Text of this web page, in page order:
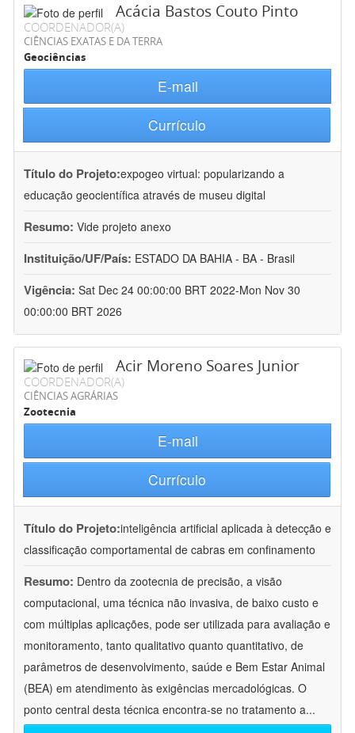
Acácia Bastos Couto Pinto
COORDENADOR(A)
CIÊNCIAS EXATAS E DA TERRA
Geociências
E-mail
Currículo
Título do Projeto:expogeo virtual: popularizando a
educação geocientífica através de museu digital
Resumo: Vide projeto anexo
Instituição/UF/País: ESTADO DA BAHIA - BA - Brasil
Vigência: Sat Dec 24 00:00:00 BRT 2022-Mon Nov 30
00:00:00 BRT 2026
Acir Moreno Soares Junior
COORDENADOR(A)
CIÊNCIAS AGRÁRIAS
Zootecnia
E-mail
Currículo
Título do Projeto:inteligência artificial aplicada à detecção e
classificação comportamental de cabras em confinamento
Resumo: Dentro da zootecnia de precisão, a visão
computacional, uma técnica não invasiva, de baixo custo e
com múltiplas aplicações, pode ser utilizada para avaliação e
monitoramento, tanto qualitativo quanto quantitativo, de
parâmetros de desenvolvimento, saúde e Bem Estar Animal
(BEA) em atendimento às exigências mercadológicas. O
ponto central desta técnica encontra-se no tratamento a...